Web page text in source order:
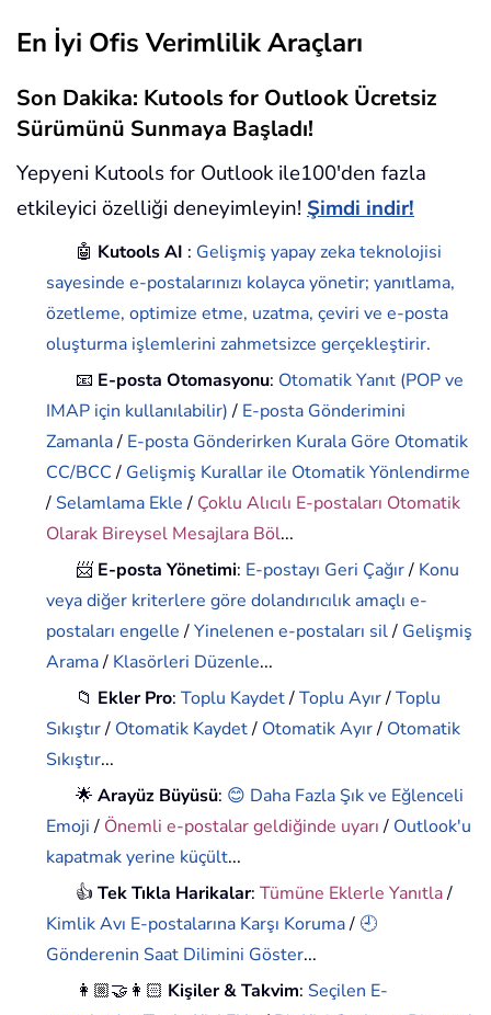
En İyi Ofis Verimlilik Araçları
Son Dakika: Kutools for Outlook Ücretsiz
Sürümünü Sunmaya Başladı!
Yepyeni Kutools for Outlook ile100'den fazla
etkileyici özelliği deneyimleyin! Şimdi indir!
🤖 Kutools AI : Gelişmiş yapay zeka teknolojisi
sayesinde e-postalarınızı kolayca yönetir; yanıtlama,
özetleme, optimize etme, uzatma, çeviri ve e-posta
oluşturma işlemlerini zahmetsizce gerçekleştirir.
📧 E-posta Otomasyonu: Otomatik Yanıt (POP ve
IMAP için kullanılabilir)/ E-posta Gönderimini
Zamanla/ E-posta Gönderirken Kurala Göre Otomatik
CC/BCC/ Gelişmiş Kurallar ile Otomatik Yönlendirme
/ Selamlama Ekle/ Çoklu Alıcılı E-postaları Otomatik
Olarak Bireysel Mesajlara Böl...
📨 E-posta Yönetimi: E-postayı Geri Çağır/ Konu
veya diğer kriterlere göre dolandırıcılık amaçlı e-
postaları engelle/Yinelenen e-postaları sil/ Gelişmiş
Arama/ Klasörleri Düzenle...
📁 Ekler Pro:Toplu Kaydet/Toplu Ayır/Toplu
Sıkıştır/ Otomatik Kaydet/ Otomatik Ayır/ Otomatik
Sıkıştır...
🌟Arayüz Büyüsü: 😊 Daha Fazla Şık ve Eğlenceli
Emoji/ Önemli e-postalar geldiğinde uyarı/ Outlook'u
kapatmak yerine küçült...
👍Tek Tıkla Harikalar:Tümüne Eklerle Yanıtla/
Kimlik Avı E-postalarına Karşı Koruma/ 🕘
Gönderenin Saat Dilimini Göster...
👩🏼‍🤝‍👩🏻 Kişiler & Takvim: Seçilen E-